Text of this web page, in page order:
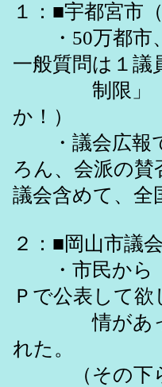
１：■宇都宮市
・50万都市、
一般質問は１議
制限」（！
か！）
・議会広報で
ろん、会派
議会含めて、全
２：■岡山市議
・市民から「
Ｐで公表して
情があった
れた。
（その下ら